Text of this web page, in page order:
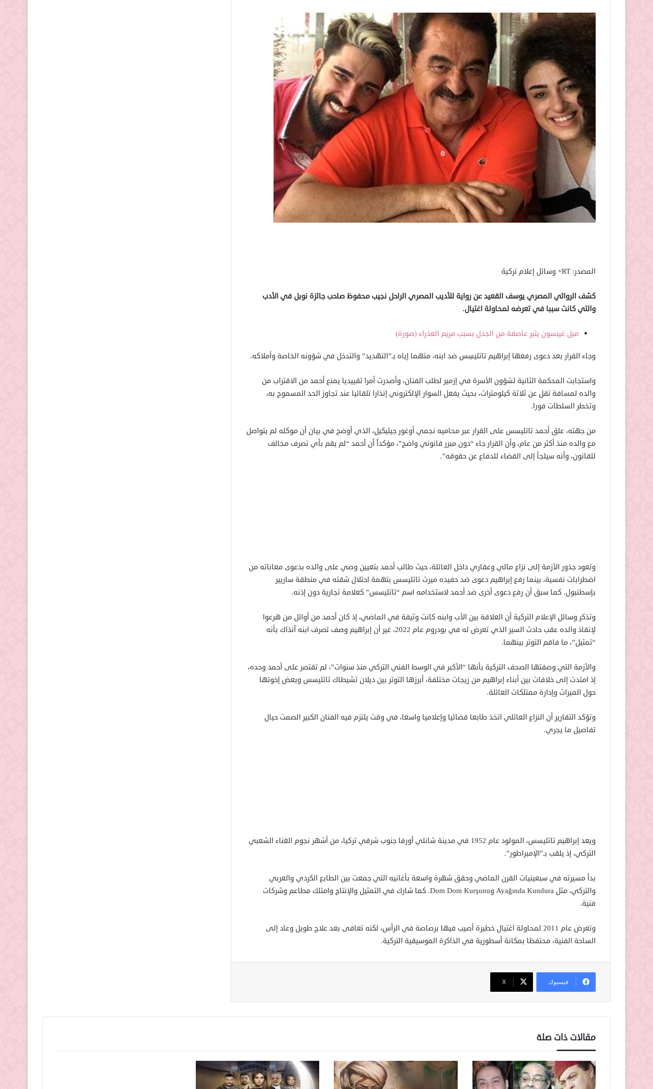
المصدر: RT+ وسائل إعلام تركية
كشف الروائي المصري يوسف القعيد عن رواية للأديب المصري الراحل نجيب محفوظ صاحب جائزة نوبل في الأدب
والتي كانت سببا في تعرضه لمحاولة اغتيال.
ميل غيبسون يثير عاصفة من الجدل بسبب مريم العذراء (صورة)
وجاء القرار بعد دعوى رفعها إبراهيم تاتليسِس ضد ابنه، متهما إياه بـ”التهديد” والتدخل في شؤونه الخاصة وأملاكه.
واستجابت المحكمة الثانية لشؤون الأسرة في إزمير لطلب الفنان، وأصدرت أمرا تقييديا يمنع أحمد من الاقتراب من
والده لمسافة تقل عن ثلاثة كيلومترات، بحيث يفعل السوار الإلكتروني إنذارا تلقائيا عند تجاوز الحد المسموح به،
وتخطر السلطات فورا.
من جهته، علق أحمد تاتليسس على القرار عبر محاميه نجمي أوغور جيليكيل، الذي أوضح في بيان أن موكله لم يتواصل
مع والده منذ أكثر من عام، وأن القرار جاء “دون مبرر قانوني واضح”، مؤكداً أن أحمد “لم يقم بأي تصرف مخالف
للقانون، وأنه سيلجأ إلى القضاء للدفاع عن حقوقه”.
وتعود جذور الأزمة إلى نزاع مالي وعقاري داخل العائلة، حيث طالب أحمد بتعيين وصي على والده بدعوى معاناته من
اضطرابات نفسية، بينما رفع إبراهيم دعوى ضد حفيده ميرت تاتليسس بتهمة احتلال شقته في منطقة ساريير
بإسطنبول. كما سبق أن رفع دعوى أخرى ضد أحمد لاستخدامه اسم “تاتليسس” كعلامة تجارية دون إذنه.
وتذكر وسائل الإعلام التركية أن العلاقة بين الأب وابنه كانت وثيقة في الماضي، إذ كان أحمد من أوائل من هرعوا
لإنقاذ والده عقب حادث السير الذي تعرض له في بودروم عام 2022، غير أن إبراهيم وصف تصرف ابنه آنذاك بأنه
“تمثيل”، ما فاقم التوتر بينهما.
والأزمة التي وصفتها الصحف التركية بأنها “الأكبر في الوسط الفني التركي منذ سنوات”، لم تقتصر على أحمد وحده،
إذ امتدت إلى خلافات بين أبناء إبراهيم من زيجات مختلفة، أبرزها التوتر بين ديلان تشيطاك تاتليسس وبعض إخوتها
حول الميراث وإدارة ممتلكات العائلة.
وتؤكد التقارير أن النزاع العائلي اتخذ طابعا قضائيا وإعلاميا واسعا، في وقت يلتزم فيه الفنان الكبير الصمت حيال
تفاصيل ما يجري.
ويعد إبراهيم تاتليسس، المولود عام 1952 في مدينة شانلي أورفا جنوب شرقي تركيا، من أشهر نجوم الغناء الشعبي
التركي، إذ يلقب بـ”الإمبراطور”.
بدأ مسيرته في سبعينيات القرن الماضي وحقق شهرة واسعة بأغانيه التي جمعت بين الطابع الكردي والعربي
والتركي، مثل Ayağında Kundura وDom Dom Kurşunu. كما شارك في التمثيل والإنتاج وامتلك مطاعم وشركات
فنية.
وتعرض عام 2011 لمحاولة اغتيال خطيرة أصيب فيها برصاصة في الرأس، لكنه تعافى بعد علاج طويل وعاد إلى
الساحة الفنية، محتفظا بمكانة أسطورية في الذاكرة الموسيقية التركية.
فيسبوك ‫X
مقالات ذات صلة